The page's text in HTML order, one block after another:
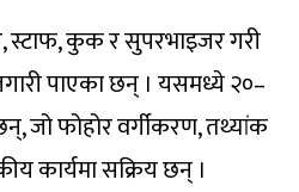
स्टाफ, कुक र सुपरभाइजर गरी
पाएका छन् । यसमध्ये २०–
जो फोहोर वर्गीकरण, तथ्यांक
कार्यमा सक्रिय छन् ।